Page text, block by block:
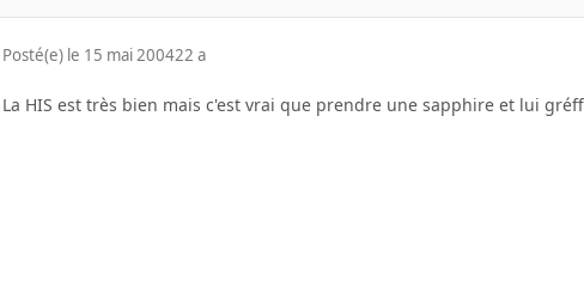
Posté(e) le 15 mai 200422 a
La HIS est très bien mais c'est vrai que prendre une sapphire et lui